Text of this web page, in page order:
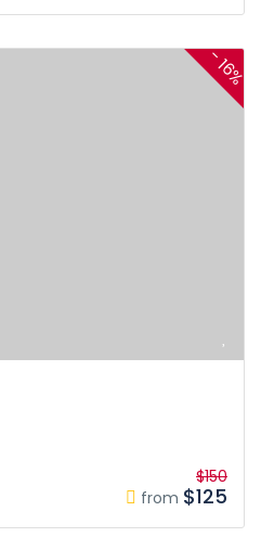
- 16%
from
$150
$125